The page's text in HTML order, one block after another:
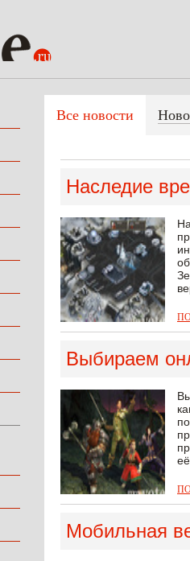
Все новости
Наследие
Выбираем
Мобильная